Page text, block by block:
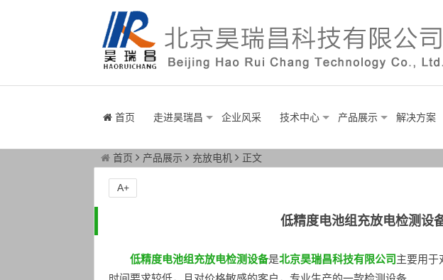
首页 走进昊瑞昌 企业风采 技术中心 产品展示 解决方案
首页 产品展示 充放电机 正文
低精度电池组充放电检测设
低精度电池组充放电检测设备是北京昊瑞昌科技有限公司主要用于
A+